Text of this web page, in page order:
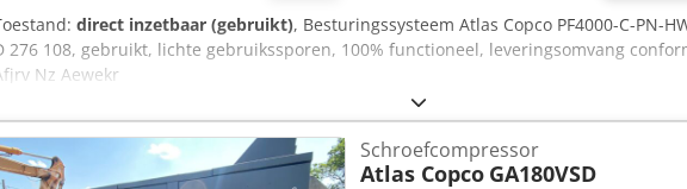
direct inzetbaar (gebruikt), Besturingssysteem Atlas Copco PF4000-C-PN-
276 108, gebruikt, lichte gebruikssporen, 100% functioneel, leveringsomvang
Nz Aewekr
Schroefcompressor
Atlas Copco GA180VSD